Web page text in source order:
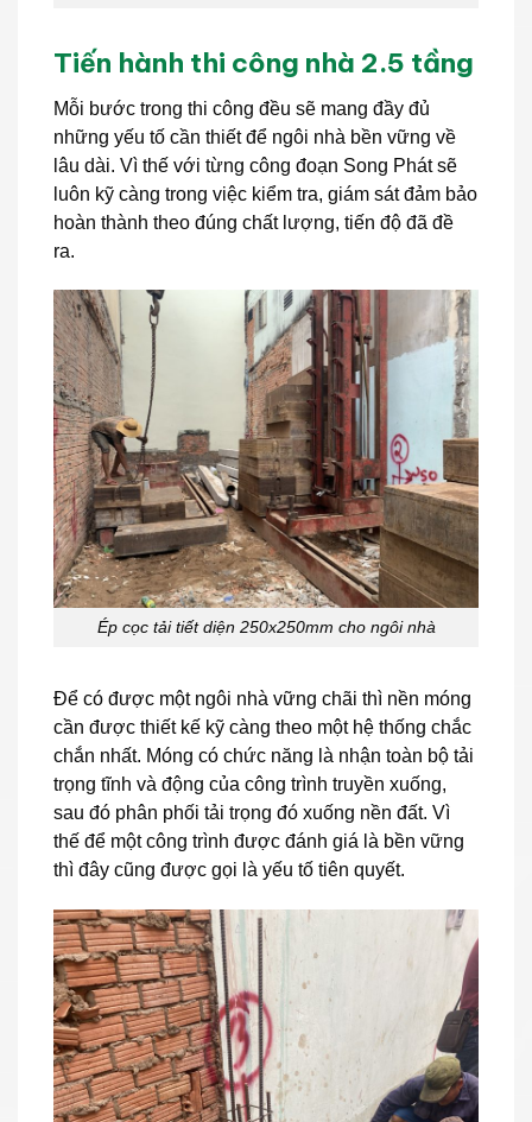
Tiến hành thi công nhà 2.5 tầng
Mỗi bước trong thi công đều sẽ mang đầy đủ
những yếu tố cần thiết để ngôi nhà bền vững về
lâu dài. Vì thế với từng công đoạn Song Phát sẽ
luôn kỹ càng trong việc kiểm tra, giám sát đảm bảo
hoàn thành theo đúng chất lượng, tiến độ đã đề
ra.
Ép cọc tải tiết diện 250x250mm cho ngôi nhà
Để có được một ngôi nhà vững chãi thì nền móng
cần được thiết kế kỹ càng theo một hệ thống chắc
chắn nhất. Móng có chức năng là nhận toàn bộ tải
trọng tĩnh và động của công trình truyền xuống,
sau đó phân phối tải trọng đó xuống nền đất. Vì
thế để một công trình được đánh giá là bền vững
thì đây cũng được gọi là yếu tố tiên quyết.